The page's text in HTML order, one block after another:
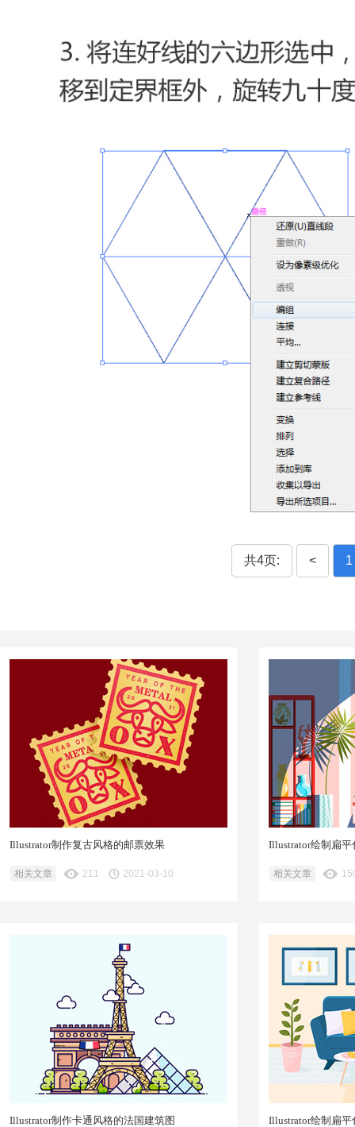
共4页: < 1
Illustrator制作复古风格的邮票效果
相关文章 211 2021-03-10
Illustrator绘制扁
相关文章
Illustrator制作卡通风格的法国建筑图 Illustrator绘制扁